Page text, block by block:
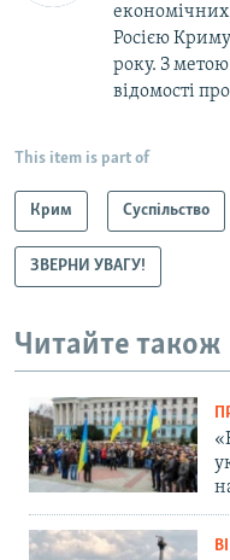
економічних
Росією
року. З
відомості
This item is part of
Крим Суспільство
ЗВЕРНИ УВАГУ!
Читайте також